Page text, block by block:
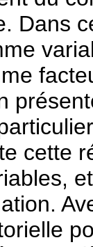
Dans
cette